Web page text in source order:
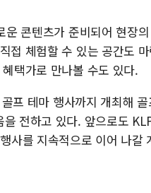
콘텐츠가 준비되어 현장
접 체험할 수 있는 공간도
택가로 만나볼 수도 있다.
프 테마 행사까지 개최해
전하고 있다. 앞으로도
사를 지속적으로 이어 나갈